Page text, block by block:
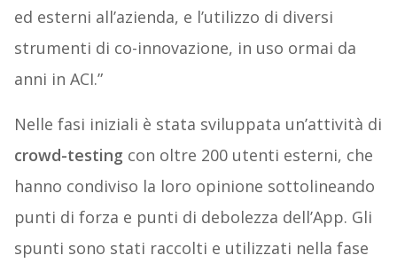
ed esterni all’azienda, e l’utilizzo di diversi
strumenti di co-innovazione, in uso ormai da
anni in ACI.”
Nelle fasi iniziali è stata sviluppata un’attività di
crowd-testing con oltre 200 utenti esterni, che
hanno condiviso la loro opinione sottolineando
punti di forza e punti di debolezza dell’App. Gli
spunti sono stati raccolti e utilizzati nella fase